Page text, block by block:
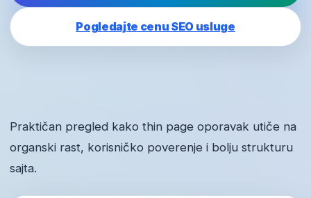
Pogledajte cenu SEO usluge
Praktičan pregled kako thin page oporavak utiče na
organski rast, korisničko poverenje i bolju strukturu
sajta.